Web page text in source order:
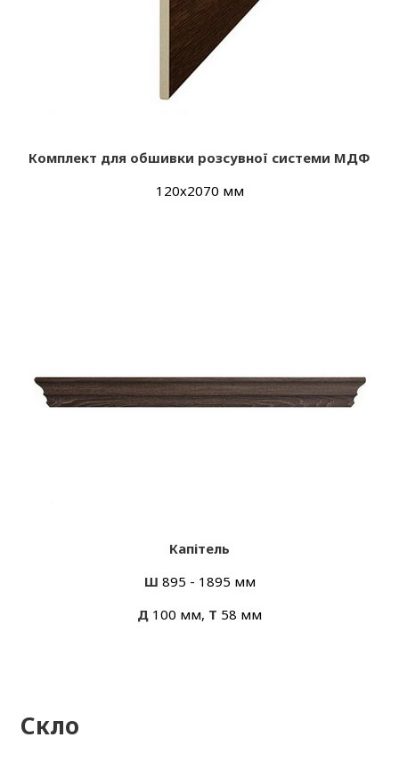
Комплект для обшивки розсувної системи МДФ
120х2070 мм
Капітель
Ш 895 - 1895 мм
Д 100 мм, Т 58 мм
Скло